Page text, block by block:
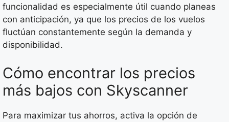
funcionalidad es especialmente útil cuando planeas
con anticipación, ya que los precios de los vuelos
fluctúan constantemente según la demanda y
disponibilidad.
Cómo encontrar los precios
más bajos con Skyscanner
Para maximizar tus ahorros, activa la opción de